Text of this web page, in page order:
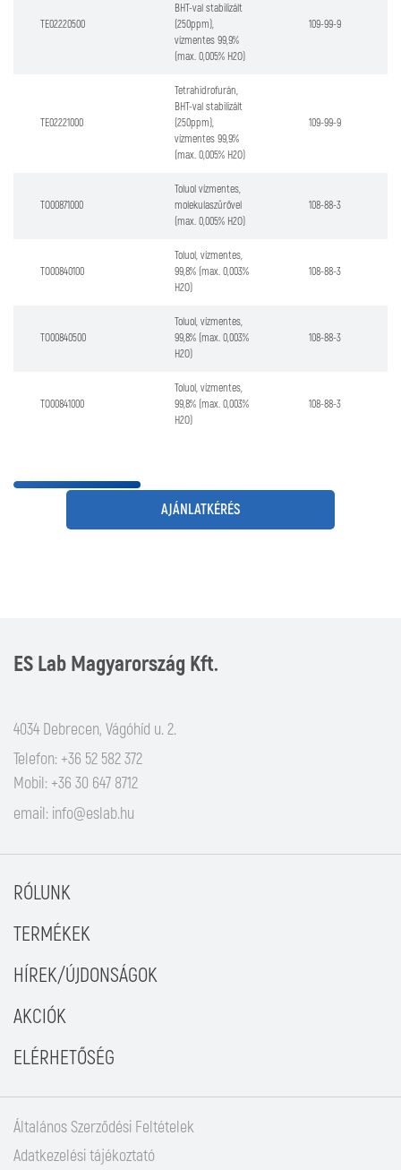
TE02220500
BHT-val stabilizált
(250ppm),
vízmentes 99,9%
(max. 0,005% H2O)
109-99-9
TE02221000
Tetrahidrofurán,
BHT-val stabilizált
(250ppm),
vízmentes 99,9%
(max. 0,005% H2O)
109-99-9
TO00871000
Toluol vízmentes,
molekulaszűrővel
(max. 0,005% H2O)
108-88-3
TO00840100
Toluol, vízmentes,
99,8% (max. 0,003%
H2O)
108-88-3
TO00840500
Toluol, vízmentes,
99,8% (max. 0,003%
H2O)
108-88-3
TO00841000
Toluol, vízmentes,
99,8% (max. 0,003%
H2O)
108-88-3
AJÁNLATKÉRÉS
ES Lab Magyarország Kft.
4034 Debrecen, Vágóhíd u. 2.
Telefon: +36 52 582 372
Mobil: +36 30 647 8712
email: info@eslab.hu
RÓLUNK
TERMÉKEK
HÍREK/ÚJDONSÁGOK
AKCIÓK
ELÉRHETŐSÉG
Általános Szerződési Feltételek
Adatkezelési tájékoztató